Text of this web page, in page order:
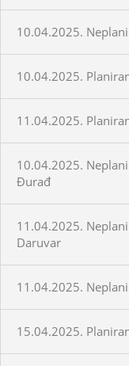
10.04.2025.
10.04.2025.
11.04.2025.
10.04.2025.
Đurađ
11.04.2025.
Daruvar
11.04.2025.
15.04.2025.